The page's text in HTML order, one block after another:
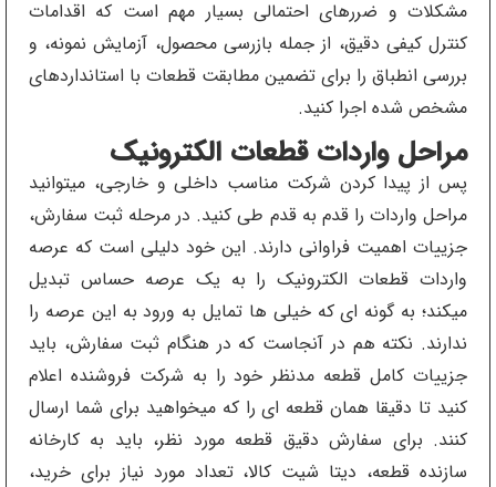
مشکلات و ضررهای احتمالی بسیار مهم است که اقدامات
کنترل کیفی دقیق، از جمله بازرسی محصول، آزمایش نمونه، و
بررسی انطباق را برای تضمین مطابقت قطعات با استانداردهای
مشخص شده اجرا کنید.
مراحل واردات قطعات الکترونیک
پس از پیدا کردن شرکت مناسب داخلی و خارجی، میتوانید
مراحل واردات را قدم به قدم طی کنید. در مرحله ثبت سفارش،
جزییات اهمیت فراوانی دارند. این خود دلیلی است که عرصه
واردات قطعات الکترونیک را به یک عرصه حساس تبدیل
میکند؛ به گونه ای که خیلی ها تمایل به ورود به این عرصه را
ندارند. نکته هم در آنجاست که در هنگام ثبت سفارش، باید
جزییات کامل قطعه مدنظر خود را به شرکت فروشنده اعلام
کنید تا دقیقا همان قطعه ای را که میخواهید برای شما ارسال
کنند. برای سفارش دقیق قطعه مورد نظر، باید به کارخانه
سازنده قطعه، دیتا شیت کالا، تعداد مورد نیاز برای خرید،